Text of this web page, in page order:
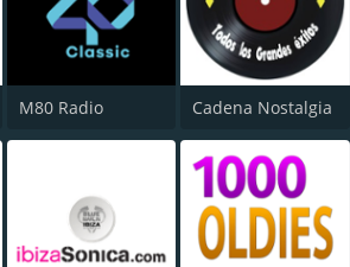
M80 Radio Cadena Nostalgia